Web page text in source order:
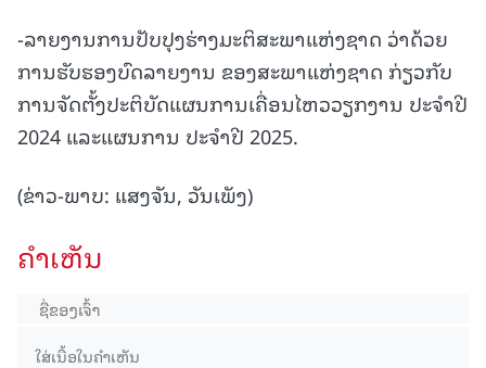
-ລາຍງານການປັບປຸງຮ່າງມະຕິສະພາແຫ່ງຊາດ ວ່າດ້ວຍ
ການຮັບຮອງບົດລາຍງານ ຂອງສະພາແຫ່ງຊາດ ກ່ຽວກັບ
ການຈັດຕັ້ງປະຕິບັດແຜນການເຄື່ອນໄຫວວຽກງານ ປະຈຳປີ
2024 ແລະແຜນການ ປະຈຳປີ 2025.
(ຂ່າວ-ພາບ: ແສງຈັນ, ວັນເພັງ)
ຄໍາເຫັນ